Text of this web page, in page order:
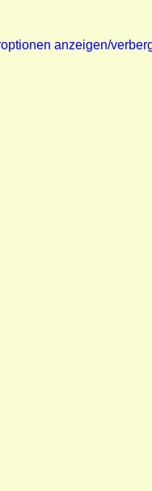
anzeigen/